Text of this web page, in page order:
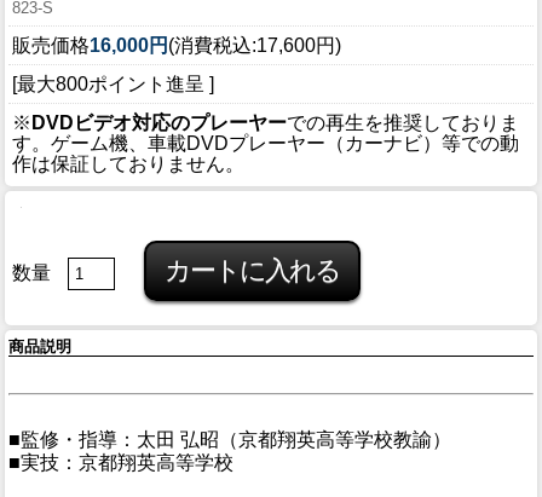
823-S
販売価格16,000円 (消費税込:17,600円)
[最大800ポイント進呈 ]
※ DVDビデオ対応のプレーヤーでの再生を推奨しておりま
す。ゲーム機、車載DVDプレーヤー（カーナビ）等での動
作は保証しておりません。
数量
商品説明
■監修・指導：太田 弘昭（京都翔英高等学校教諭）
■実技：京都翔英高等学校